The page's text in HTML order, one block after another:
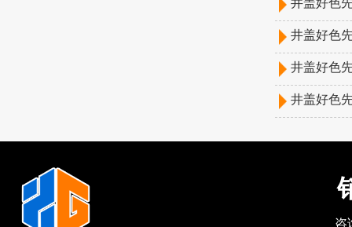
井盖好色
井盖好色
井盖好色先
井盖好色
咨